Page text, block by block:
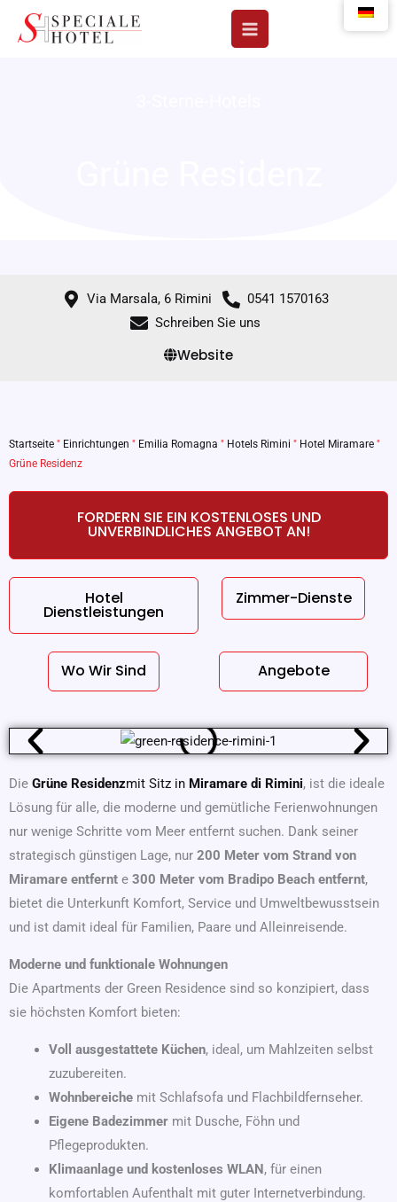
Inhalt
Via Marsala, 6 Rimini
0541 1570163
Schreiben Sie uns
Website
Startseite " Einrichtungen " Emilia Romagna " Hotels Rimini " Hotel Miramare "
Grüne Residenz
FORDERN SIE EIN KOSTENLOSES UND
UNVERBINDLICHES ANGEBOT AN!
Hotel
Dienstleistungen
Zimmer-Dienste
Wo Wir Sind Angebote
Die Grüne Residenzmit Sitz in Miramare di Rimini, ist die ideale
Lösung für alle, die moderne und gemütliche Ferienwohnungen
nur wenige Schritte vom Meer entfernt suchen. Dank seiner
strategisch günstigen Lage, nur 200 Meter vom Strand von
Miramare entfernt e 300 Meter vom Bradipo Beach entfernt,
bietet die Unterkunft Komfort, Service und Umweltbewusstsein
und ist damit ideal für Familien, Paare und Alleinreisende.
Moderne und funktionale Wohnungen
Die Apartments der Green Residence sind so konzipiert, dass
sie höchsten Komfort bieten:
Voll ausgestattete Küchen, ideal, um Mahlzeiten selbst
zuzubereiten.
Wohnbereiche mit Schlafsofa und Flachbildfernseher.
Eigene Badezimmer mit Dusche, Föhn und
Pflegeprodukten.
Klimaanlage und kostenloses WLAN, für einen
komfortablen Aufenthalt mit guter Internetverbindung.